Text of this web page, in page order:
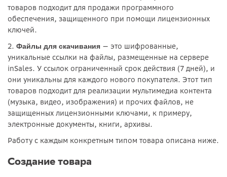
товаров подходит для продажи программного
обеспечения, защищенного при помощи лицензионных
ключей.
2. Файлы для скачивания — это шифрованные,
уникальные ссылки на файлы, размещенные на сервере
inSales. У ссылок ограниченный срок действия (7 дней), и
они уникальны для каждого нового покупателя. Этот тип
товаров подходит для реализации мультимедиа контента
(музыка, видео, изображения) и прочих файлов, не
защищенных лицензионными ключами, к примеру,
электронные документы, книги, архивы.
Работу с каждым конкретным типом товара описана ниже.
Создание товара